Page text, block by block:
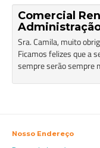
Comercial
Sra. Camila, muito
Ficamos felizes que a
sempre serão sempre
Nosso Endereço